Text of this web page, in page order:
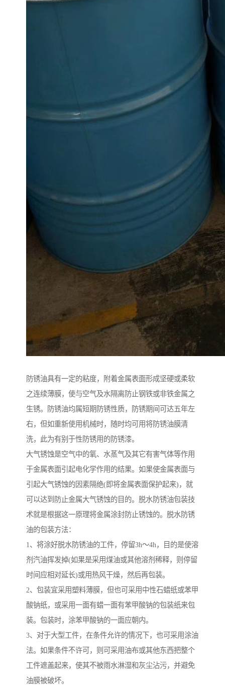
防锈油具有一定的粘度，附着金属表面形成坚硬或柔软
之连续薄膜，使与空气及水隔离防止钢铁或非铁金属之
生锈。防锈油均属短期防锈性质，防锈期间可达五年左
右，但如重新使用机械时，随时均可用将防锈油膜清
洗，此为有别于性防锈用的防锈漆。
大气锈蚀是空气中的氧、水蒸气及其它有害气体等作用
于金属表面引起电化学作用的结果。如果使金属表面与
引起大气锈蚀的因素隔绝(即将金属表面保护起来)，就
可以达到防止金属大气锈蚀的目的。脱水防锈油包装技
术就是根据这一原理将金属涂封防止锈蚀的。脱水防锈
油的包装方法：
1、将涂好脱水防锈油的工件，停留3h～4h，目的是使溶
剂汽油挥发掉(如果是采用煤油或其他溶剂稀释，则停留
时间应相对延长)或用热风干燥，然后再包装。
2、包装宜采用塑料薄膜，但也可采用中性石蜡纸或苯甲
酸钠纸，或采用一面有蜡一面有苯甲酸钠的包装纸来包
装。包装时，涂苯甲酸钠的一面应朝内。
3、对于大型工件，在条件允许的情况下，也可采用涂油
法。如果条件不许可，则可采用油布或其他东西把整个
工件遮盖起来，使其不被雨水淋湿和灰尘沾污，并避免
油膜被破坏。